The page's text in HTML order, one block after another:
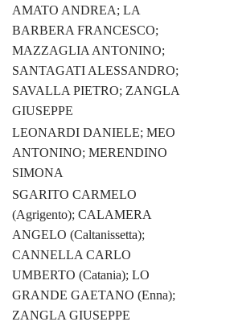
AMATO ANDREA; LA
BARBERA FRANCESCO;
MAZZAGLIA ANTONINO;
SANTAGATI ALESSANDRO;
SAVALLA PIETRO; ZANGLA
GIUSEPPE
LEONARDI DANIELE; MEO
ANTONINO; MERENDINO
SIMONA
SGARITO CARMELO
(Agrigento); CALAMERA
ANGELO (Caltanissetta);
CANNELLA CARLO
UMBERTO (Catania); LO
GRANDE GAETANO (Enna);
ZANGLA GIUSEPPE